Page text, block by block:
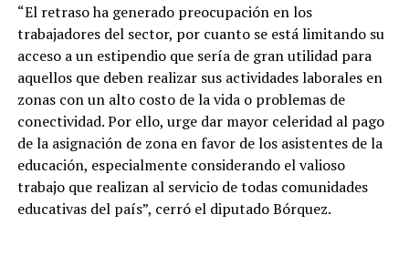
“El retraso ha generado preocupación en los
trabajadores del sector, por cuanto se está limitando su
acceso a un estipendio que sería de gran utilidad para
aquellos que deben realizar sus actividades laborales en
zonas con un alto costo de la vida o problemas de
conectividad. Por ello, urge dar mayor celeridad al pago
de la asignación de zona en favor de los asistentes de la
educación, especialmente considerando el valioso
trabajo que realizan al servicio de todas comunidades
educativas del país”, cerró el diputado Bórquez.